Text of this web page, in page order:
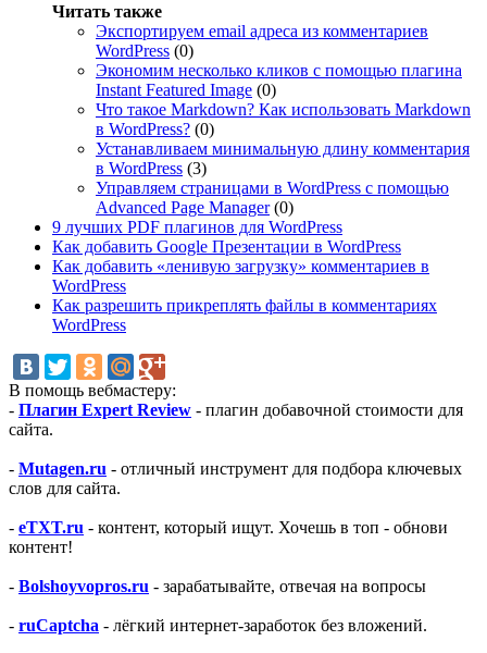
Читать также
Экспортируем email адреса из комментариев
WordPress (0)
Экономим несколько кликов с помощью плагина
Instant Featured Image (0)
Что такое Markdown? Как использовать Markdown
в WordPress? (0)
Устанавливаем минимальную длину комментария
в WordPress (3)
Управляем страницами в WordPress с помощью
Advanced Page Manager(0)
9 лучших PDF плагинов для WordPress
Как добавить Google Презентации в WordPress
Как добавить «ленивую загрузку» комментариев в
WordPress
Как разрешить прикреплять файлы в комментариях
WordPress
В помощь вебмастеру:
- Плагин Expert Review - плагин добавочной стоимости для
сайта.
- Mutagen.ru - отличный инструмент для подбора ключевых
слов для сайта.
- eTXT.ru - контент, который ищут. Хочешь в топ - обнови
контент!
- Bolshoyvopros.ru - зарабатывайте, отвечая на вопросы
- ruCaptcha - лёгкий интернет-заработок без вложений.